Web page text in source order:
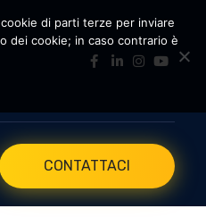
CONTATTACI
di parti terze per inviare
dei cookie; in caso contrario è